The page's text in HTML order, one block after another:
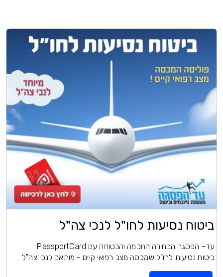
ביטוח נסיעות לחו"ל לנכי צה"ל
עד- הפסגה הבחירה החכמה והבטוחה עם PassportCard
ביטוח נסיעות לחו"ל שמכסה מצב רפואי קיים - מותאם לנכי צה"ל